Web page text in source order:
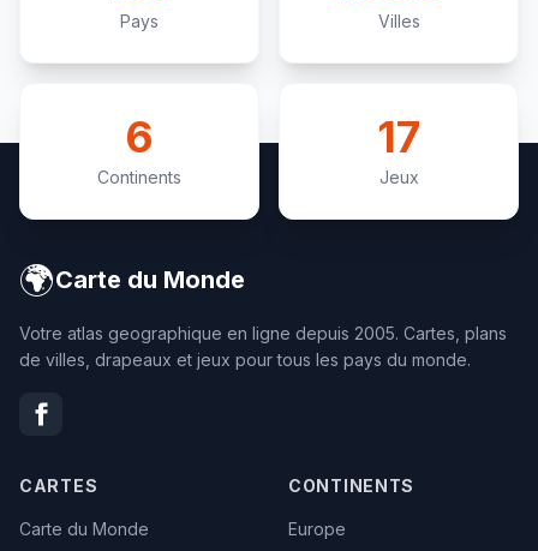
Pays Villes
6
Continents
17
Jeux
🌍Carte du Monde
Votre atlas geographique en ligne depuis 2005. Cartes, plans
de villes, drapeaux et jeux pour tous les pays du monde.
CARTES
Carte du Monde
CONTINENTS
Europe